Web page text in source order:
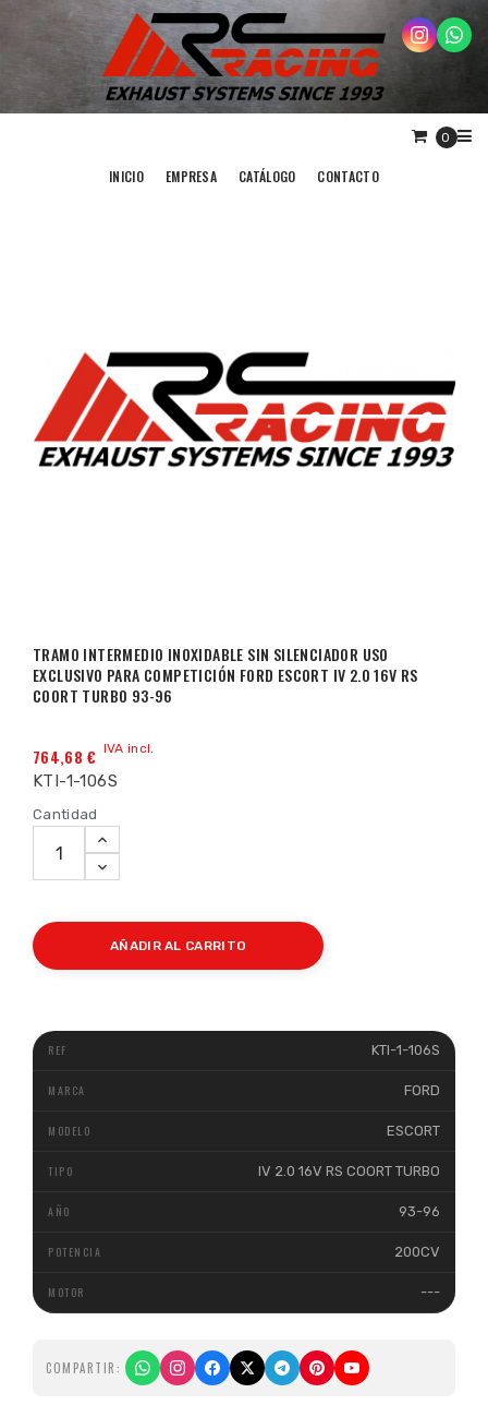
0
INICIO EMPRESA CATÁLOGO CONTACTO
TRAMO INTERMEDIO INOXIDABLE SIN SILENCIADOR USO
EXCLUSIVO PARA COMPETICIÓN FORD ESCORT IV 2.0 16V RS
COORT TURBO 93-96
764,68 € IVA incl.
KTI-1-106S
Cantidad
AÑADIR AL CARRITO
KTI-1-106S
FORD
ESCORT
IV 2.0 16V RS COORT TURBO
93-96
200CV
---
COMPARTIR: